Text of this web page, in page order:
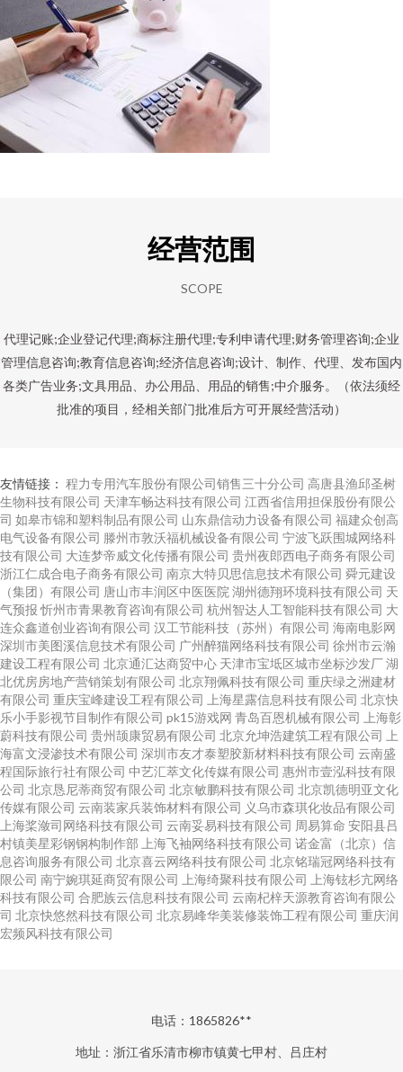
经营范围
SCOPE
代理记账;企业登记代理;商标注册代理;专利申请代理;财务管理咨询;企业
管理信息咨询;教育信息咨询;经济信息咨询;设计、制作、代理、发布国内
各类广告业务;文具用品、办公用品、用品的销售;中介服务。（依法须经
批准的项目，经相关部门批准后方可开展经营活动）
友情链接： 程力专用汽车股份有限公司销售三十分公司 高唐县渔邱圣树
生物科技有限公司 天津车畅达科技有限公司 江西省信用担保股份有限公
司 如皋市锦和塑料制品有限公司 山东鼎信动力设备有限公司 福建众创高
电气设备有限公司 滕州市敦沃福机械设备有限公司 宁波飞跃围城网络科
技有限公司 大连梦帝威文化传播有限公司 贵州夜郎西电子商务有限公司
浙江仁成合电子商务有限公司 南京大特贝思信息技术有限公司 舜元建设
（集团）有限公司 唐山市丰润区中医医院 湖州德翔环境科技有限公司 天
气预报 忻州市青果教育咨询有限公司 杭州智达人工智能科技有限公司 大
连众鑫道创业咨询有限公司 汉工节能科技（苏州）有限公司 海南电影网
深圳市美图溪信息技术有限公司 广州醉猫网络科技有限公司 徐州市云瀚
建设工程有限公司 北京通汇达商贸中心 天津市宝坻区城市坐标沙发厂湖
北优房房地产营销策划有限公司 北京翔佩科技有限公司 重庆绿之洲建材
有限公司 重庆宝峰建设工程有限公司 上海星露信息科技有限公司 北京快
乐小手影视节目制作有限公司 pk15游戏网 青岛百恩机械有限公司
上海彰
蔚科技有限公司 贵州颉康贸易有限公司 北京允坤浩建筑工程有限公司
上
海富文浸渗技术有限公司 深圳市友才泰塑胶新材料科技有限公司 云南盛
程国际旅行社有限公司 中艺汇萃文化传媒有限公司 惠州市壹泓科技有限
公司 北京恳尼蒂商贸有限公司 北京敏鹏科技有限公司 北京凯德明亚文化
传媒有限公司 云南装家兵装饰材料有限公司 义乌市森琪化妆品有限公司
上海桨潋司网络科技有限公司 云南妥易科技有限公司 周易算命 安阳县吕
村镇美星彩钢钢构制作部 上海飞袖网络科技有限公司 诺金富（北京）信
息咨询服务有限公司 北京喜云网络科技有限公司 北京铭瑞冠网络科技有
限公司 南宁婉琪延商贸有限公司 上海绮聚科技有限公司
上海铉杉亢网络
科技有限公司 合肥族云信息科技有限公司 云南杞梓天源教育咨询有限公
司 北京快悠然科技有限公司 北京易峰华美装修装饰工程有限公司 重庆润
宏频风科技有限公司
电话：1865826**
地址：浙江省乐清市柳市镇黄七甲村、吕庄村